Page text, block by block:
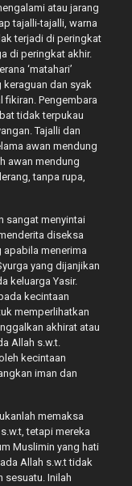
atau jarang
tajalli-tajalli, warna
terjadi di peringkat
di peringkat akhir.
‘matahari’
dan syak
Pengembara
tidak terpukau
Tajalli dan
awan mendung
awan mendung
tanpa rupa,
sangat menyintai
diseksa
apabila menerima
yang dijanjikan
keluarga Yasir.
kecintaan
memperlihatkan
akhirat atau
Allah s.w.t.
kecintaan
iman dan
memaksa
tetapi mereka
Muslimin yang hati
Allah s.w.t tidak
sesuatu. Inilah